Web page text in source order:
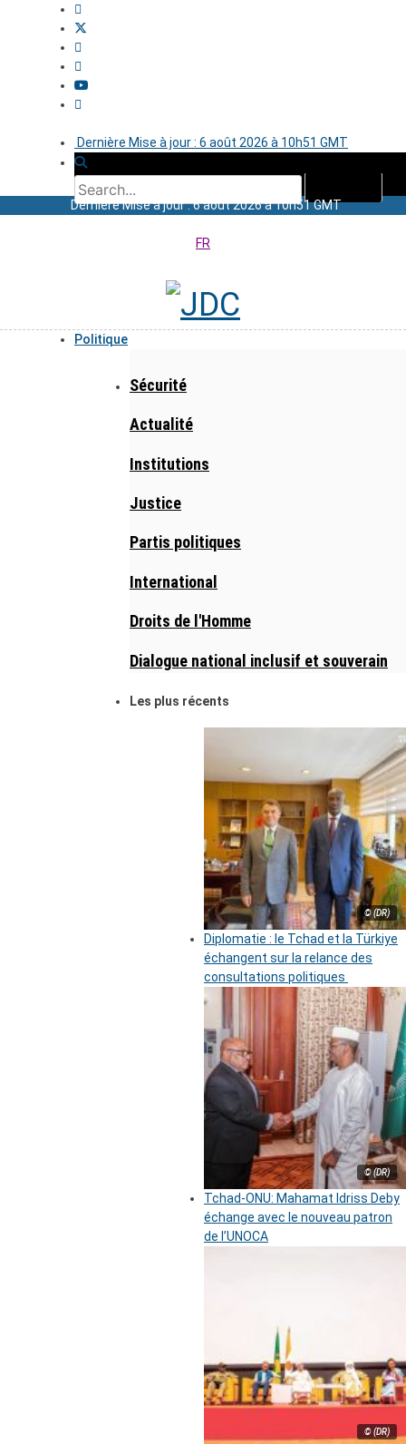
Dernière Mise à jour : 6 août 2026 à 10h51 GMT
Dernière Mise à jour : 6 août 2026 à 10h51 GMT
FR
Politique
Sécurité
Actualité
Institutions
Justice
Partis politiques
International
Droits de l'Homme
Dialogue national inclusif et souverain
Les plus récents
© (DR)
Diplomatie : le Tchad et la Türkiye
échangent sur la relance des
consultations politiques
© (DR)
Tchad-ONU: Mahamat Idriss Deby
échange avec le nouveau patron
de l’UNOCA
© (DR)